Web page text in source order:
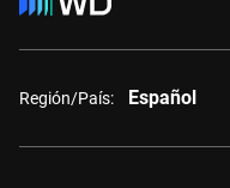
Región/País: Español